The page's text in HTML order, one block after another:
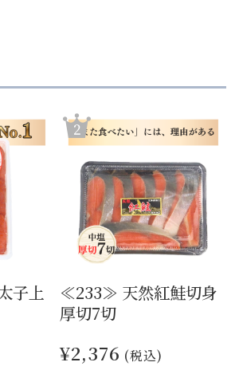
子上
≪233≫ 天然紅鮭切身
厚切7切
¥2,376 (税込)